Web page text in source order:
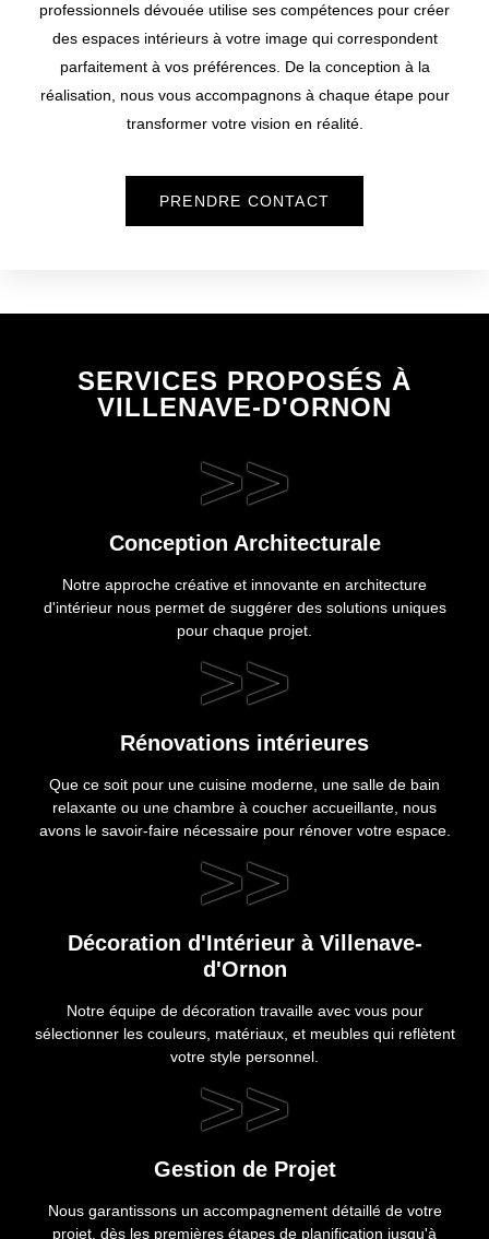
professionnels dévouée utilise ses compétences pour créer
des espaces intérieurs à votre image qui correspondent
parfaitement à vos préférences. De la conception à la
réalisation, nous vous accompagnons à chaque étape pour
transformer votre vision en réalité.
PRENDRE CONTACT
SERVICES PROPOSÉS À
VILLENAVE-D'ORNON
>>
Conception Architecturale
Notre approche créative et innovante en architecture
d'intérieur nous permet de suggérer des solutions uniques
pour chaque projet.
>>
Rénovations intérieures
Que ce soit pour une cuisine moderne, une salle de bain
relaxante ou une chambre à coucher accueillante, nous
avons le savoir-faire nécessaire pour rénover votre espace.
>>
Décoration d'Intérieur à Villenave-
d'Ornon
Notre équipe de décoration travaille avec vous pour
sélectionner les couleurs, matériaux, et meubles qui reflètent
votre style personnel.
>>
Gestion de Projet
Nous garantissons un accompagnement détaillé de votre
projet, dès les premières étapes de planification jusqu'à